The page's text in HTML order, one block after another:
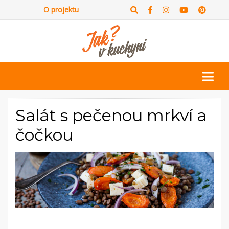
O projektu
Salát s pečenou mrkví a
čočkou